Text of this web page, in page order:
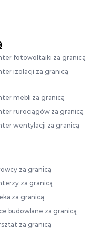
fotowoltaiki za granicą
izolacji za granicą
mebli za granicą
rurociągów za granicą
wentylacji za granicą
za granicą
za granicą
za granicą
budowlane za granicą
za granicą